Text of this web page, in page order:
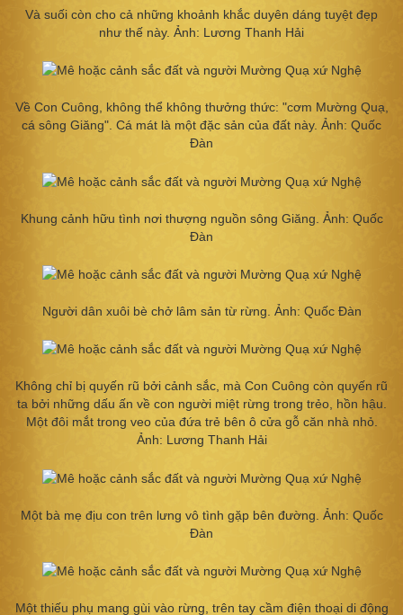
Và suối còn cho cả những khoảnh khắc duyên dáng tuyệt đẹp
như thế này. Ảnh: Lương Thanh Hải
Về Con Cuông, không thể không thưởng thức: "cơm Mường Quạ,
cá sông Giăng". Cá mát là một đặc sản của đất này. Ảnh: Quốc
Đàn
Khung cảnh hữu tình nơi thượng nguồn sông Giăng. Ảnh: Quốc
Đàn
Người dân xuôi bè chở lâm sản từ rừng. Ảnh: Quốc Đàn
Không chỉ bị quyến rũ bởi cảnh sắc, mà Con Cuông còn quyến rũ
ta bởi những dấu ấn về con người miệt rừng trong trẻo, hồn hậu.
Một đôi mắt trong veo của đứa trẻ bên ô cửa gỗ căn nhà nhỏ.
Ảnh: Lương Thanh Hải
Một bà mẹ địu con trên lưng vô tình gặp bên đường. Ảnh: Quốc
Đàn
Một thiếu phụ mang gùi vào rừng, trên tay cầm điện thoại di động